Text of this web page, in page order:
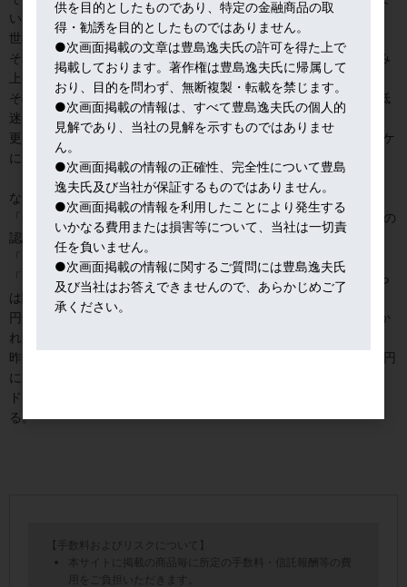
いる。
世界の政治経済情勢を読み、中期的なポジションを張ってくる。
それゆえ、年内１２７円「超」を見込み、円買いポジションを積み
上げる動きも見られるのだ。
その根拠としては、資源輸入国、少子高齢化、日本企業の生産性低
迷、などの構造理由が挙げられる。
更に、３月２１日のパウエル「0.5%幅利上げ容認発言」をキッカケ
に日米金利差の更なる拡大も見込む。
なお、ポストクロダの人事にも特に関心を持っている。
「安全通貨」としては、そもそもNY市場では、ドルが安全通貨との
認識が定着している。
「ドルは王様＝キング・ダラー」とも言われる。
「円安では、随分、儲けさせてもらった」との声が通貨投機筋から
は聞こえてくる。
円安モメンタムは、野球に例えれば「まだ５回裏」との見解も聞か
れる。
昨日のNY市場でも、ドルインデックスやユーロが動かず、関心は円
に向いていた。
ドル円の通貨ペアが「最も混み合うトレード」となる可能性があ
る。
【手数料およびリスクについて】
本サイトに掲載の商品毎に所定の手数料・信託報酬等の費
用をご負担いただきます。
供を目的としたものであり、特定の金融商品の取
得・勧誘を目的としたものではありません。
●次画面掲載の文章は豊島逸夫氏の許可を得た上で
掲載しております。著作権は豊島逸夫氏に帰属して
おり、目的を問わず、無断複製・転載を禁じます。
●次画面掲載の情報は、すべて豊島逸夫氏の個人的
見解であり、当社の見解を示すものではありませ
ん。
●次画面掲載の情報の正確性、完全性について豊島
逸夫氏及び当社が保証するものではありません。
●次画面掲載の情報を利用したことにより発生する
いかなる費用または損害等について、当社は一切責
任を負いません。
●次画面掲載の情報に関するご質問には豊島逸夫氏
及び当社はお答えできませんので、あらかじめご了
承ください。